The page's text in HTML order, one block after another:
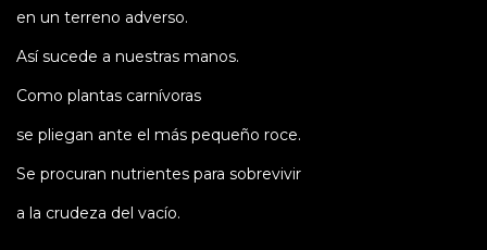
en un terreno adverso.
Así sucede a nuestras manos.
Como plantas carnívoras
se pliegan ante el más pequeño roce.
Se procuran nutrientes para sobrevivir
a la crudeza del vacío.